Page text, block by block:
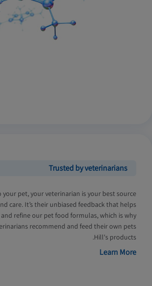
Trusted by veterinarians
your pet, your veterinarian is your best source
care. It’s their unbiased feedback that helps
refine our pet food formulas, which is why
recommend and feed their own pets
Hill's products.
Learn More